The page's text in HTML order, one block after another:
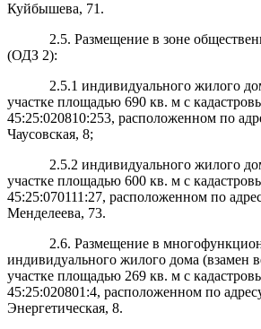
Куйбышева, 71.
2.5. Размещение в зоне
(ОДЗ 2):
2.5.1 индивидуального жилого
участке площадью 690 кв. м с
45:25:020810:253, расположенном по
Чаусовская, 8;
2.5.2 индивидуального жилого
участке площадью 600 кв. м с
45:25:070111:27, расположенном по
Менделеева, 73.
2.6. Размещение в
индивидуального жилого дома (взамен
участке площадью 269 кв. м с
45:25:020801:4, расположенном по
Энергетическая, 8.